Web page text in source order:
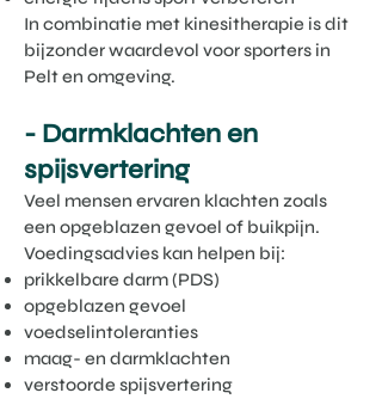
In combinatie met kinesitherapie is dit
bijzonder waardevol voor sporters in
Pelt en omgeving.
- Darmklachten en
spijsvertering
Veel mensen ervaren klachten zoals
een opgeblazen gevoel of buikpijn.
Voedingsadvies kan helpen bij:
prikkelbare darm (PDS)
opgeblazen gevoel
voedselintoleranties
maag- en darmklachten
verstoorde spijsvertering